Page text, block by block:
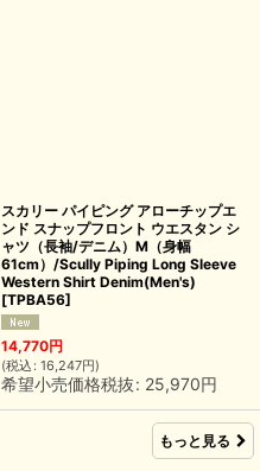
スカリー パイピング アローチップエ
ンド スナップフロント ウエスタン シ
ャツ（長袖/デニム）M（身幅
61cm）/Scully Piping Long Sleeve
Western Shirt Denim(Men's)
[TPBA56]
14,770円
(税込 : 16,247円)
希望小売価格税抜: 25,970円
もっと見る